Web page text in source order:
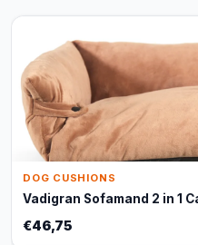
DOG CUSHIONS
Vadigran Sofamand 2 in 1
€46,75